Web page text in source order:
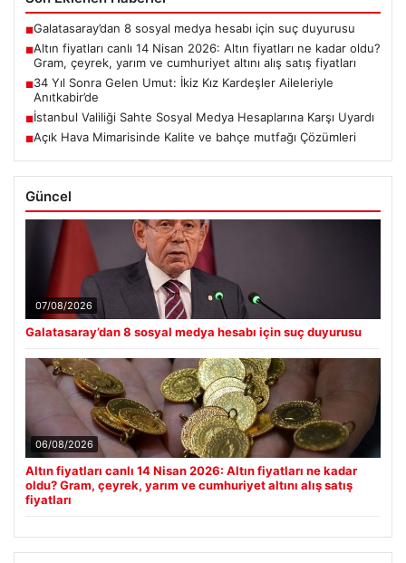
■Galatasaray’dan 8 sosyal medya hesabı için suç duyurusu
■Altın fiyatları canlı 14 Nisan 2026: Altın fiyatları ne kadar oldu?
Gram, çeyrek, yarım ve cumhuriyet altını alış satış fiyatları
■34 Yıl Sonra Gelen Umut: İkiz Kız Kardeşler Aileleriyle
Anıtkabir’de
■İstanbul Valiliği Sahte Sosyal Medya Hesaplarına Karşı Uyardı
■Açık Hava Mimarisinde Kalite ve bahçe mutfağı Çözümleri
Güncel
07/08/2026
Galatasaray’dan 8 sosyal medya hesabı için suç duyurusu
06/08/2026
Altın fiyatları canlı 14 Nisan 2026: Altın fiyatları ne kadar
oldu? Gram, çeyrek, yarım ve cumhuriyet altını alış satış
fiyatları